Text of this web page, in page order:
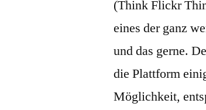
(Think Flickr
eines der ganz
und das gerne.
die Plattform
Möglichkeit,